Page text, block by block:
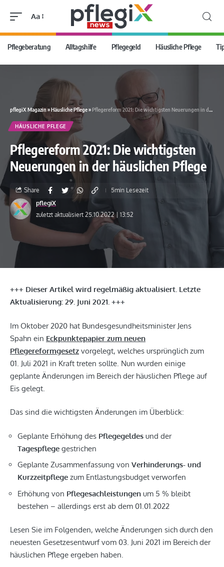
Aa
Pflegeberatung Alltagshilfe Pflegegeld Häusliche Pflege
pflegiX Magazin»Häusliche Pflege»Pflegereform 2021: Die wichtigsten Neuerungen in der häuslichen Pflege
HÄUSLICHE PFLEGE
Pflegereform 2021: Die wichtigsten
Neuerungen in der häuslichen Pflege
zuletzt aktualisiert 25.10.2022 | 13:52
pflegiX
Share 5min Lesezeit
+++ Dieser Artikel wird regelmäßig aktualisiert. Letzte
Aktualisierung: 29. Juni 2021. +++
Im Oktober 2020 hat Bundesgesundheitsminister Jens
Spahn ein Eckpunktepapier zum neuen
Pflegereformgesetz vorgelegt, welches ursprünglich zum
01. Juli 2021 in Kraft treten sollte. Nun wurden einige
geplante Änderungen im Bereich der häuslichen Pflege auf
Eis gelegt.
Das sind die wichtigsten Änderungen im Überblick:
Geplante Erhöhung des Pflegegeldes und der
Tagespflege gestrichen
Geplante Zusammenfassung von Verhinderungs- und
Kurzzeitpflege zum Entlastungsbudget verworfen
Erhöhung von Pflegesachleistungen um 5 % bleibt
bestehen – allerdings erst ab dem 01.01.2022
Lesen Sie im Folgenden, welche Änderungen sich durch den
neuesten Gesetzesentwurf vom 03. Juni 2021 im Bereich der
häuslichen Pflege ergeben haben.